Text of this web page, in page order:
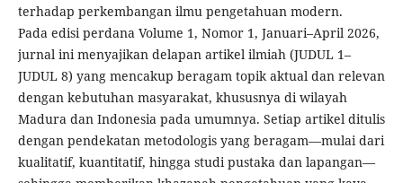
terhadap perkembangan ilmu pengetahuan modern.
Pada edisi perdana Volume 1, Nomor 1, Januari–April 2026,
jurnal ini menyajikan delapan artikel ilmiah (JUDUL 1–
JUDUL 8) yang mencakup beragam topik aktual dan relevan
dengan kebutuhan masyarakat, khususnya di wilayah
Madura dan Indonesia pada umumnya. Setiap artikel ditulis
dengan pendekatan metodologis yang beragam—mulai dari
kualitatif, kuantitatif, hingga studi pustaka dan lapangan—